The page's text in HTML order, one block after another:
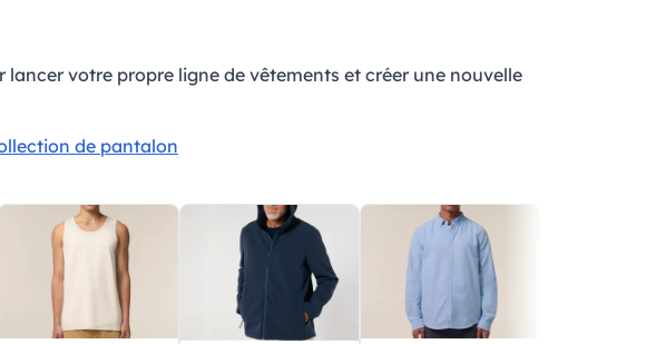
votre propre ligne de vêtements et créer une nouvelle
de pantalon